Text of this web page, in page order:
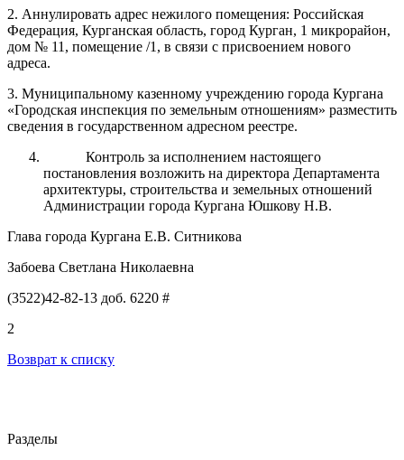
2. Аннулировать адрес нежилого помещения: Российская
Федерация, Курганская область, город Курган, 1 микрорайон,
дом № 11, помещение /1 , в связи с присвоением нового
адреса.
3. Муниципальному казенному учреждению города Кургана
«Городская инспекция по земельным отношениям» разместить
сведения в государственном адресном реестре.
Контроль за исполнением настоящего
постановления возложить на директора Департамента
архитектуры, строительства и земельных отношений
Администрации города Кургана Юшкову Н.В.
Глава города Кургана Е.В. Ситникова
Забоева Светлана Николаевна
(3522)42-82-13 доб. 6220 #
2
Возврат к списку
Разделы